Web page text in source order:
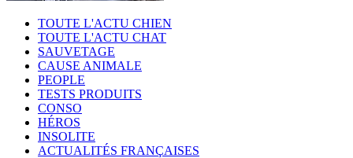
TOUTE L'ACTU CHIEN
TOUTE L'ACTU CHAT
SAUVETAGE
CAUSE ANIMALE
PEOPLE
TESTS PRODUITS
CONSO
HÉROS
INSOLITE
ACTUALITÉS FRANÇAISES